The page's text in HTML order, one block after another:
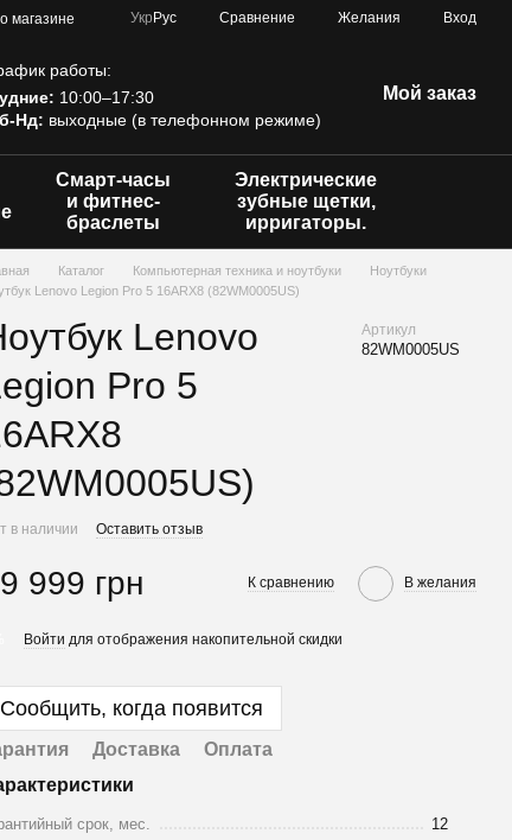
магазине Укр Рус Сравнение Желания Вход
работы:
10:00–17:30
Нд: выходные (в телефонном режиме)
Мой заказ
Смарт-часы
и фитнес-
браслеты
Электрические
зубные щетки,
ирригаторы.
Каталог Компьютерная техника и ноутбуки
Ноутбуки
Lenovo Legion Pro 5 16ARX8 (82WM0005US)
Lenovo
Pro 5
Артикул
82WM0005US
в наличии Оставить отзыв
999 грн К сравнению В желания
Войти для отображения накопительной скидки
Сообщить, когда появится
Доставка
Оплата
срок, мес. 12